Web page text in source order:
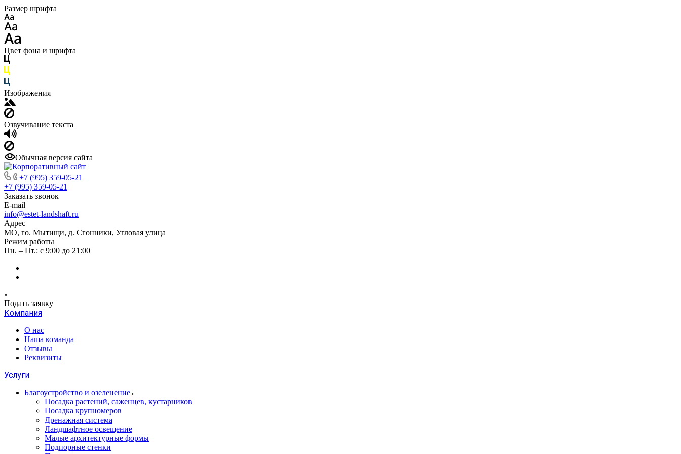
Размер шрифта
Цвет фона и шрифта
Изображения
Озвучивание текста
Обычная версия сайта
+7 (995) 359-05-21
+7 (995) 359-05-21
Заказать звонок
E-mail
info@estet-landshaft.ru
Адрес
МО, го. Мытищи, д. Сгонники, Угловая улица
Режим работы
Пн. – Пт.: с 9:00 до 21:00
Подать заявку
Компания
О нас
Наша команда
Отзывы
Реквизиты
Услуги
Благоустройство и озеленение
Посадка растений, саженцев, кустарников
Посадка крупномеров
Дренажная система
Ландшафтное освещение
Малые архитектурные формы
Подпорные стенки